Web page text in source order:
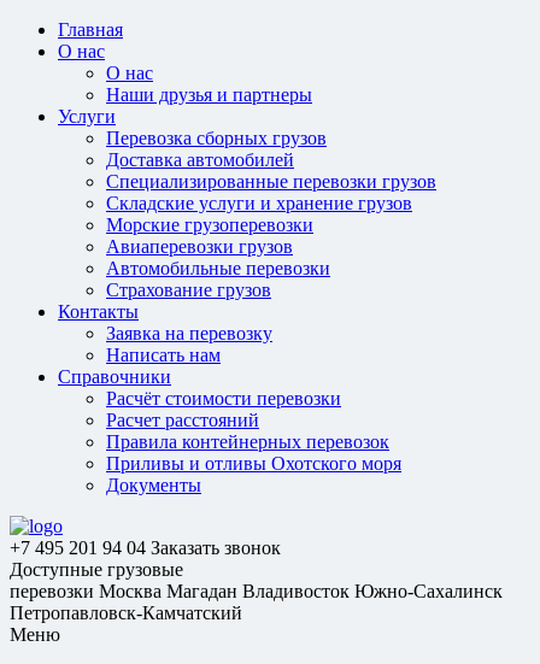
Главная
О нас
О нас
Наши друзья и партнеры
Услуги
Перевозка сборных грузов
Доставка автомобилей
Специализированные перевозки грузов
Складские услуги и хранение грузов
Морские грузоперевозки
Авиаперевозки грузов
Автомобильные перевозки
Страхование грузов
Контакты
Заявка на перевозку
Написать нам
Справочники
Расчёт стоимости перевозки
Расчет расстояний
Правила контейнерных перевозок
Приливы и отливы Охотского моря
Документы
+7 495 201 94 04 Заказать звонок
Доступные грузовые
перевозки Москва Магадан Владивосток Южно-Сахалинск
Петропавловск-Камчатский
Меню